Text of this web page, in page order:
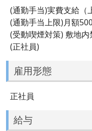
(通勤手当)実費支給（
(通勤手当上限)月額
(受動喫煙対策) 敷地内
(正社員)
雇用形態
正社員
給与